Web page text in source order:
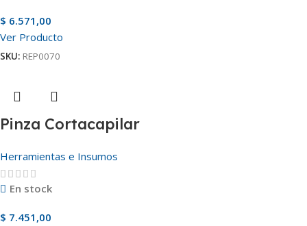
$ 6.571,00
Ver Producto
SKU: REP0070
Pinza Cortacapilar
Herramientas e Insumos
En stock
$ 7.451,00